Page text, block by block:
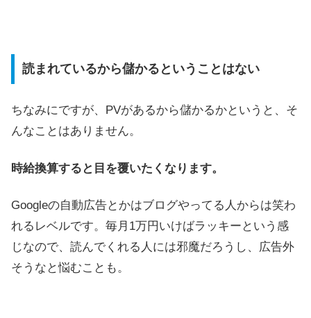
読まれているから儲かるということはない
ちなみにですが、PVがあるから儲かるかというと、そ
んなことはありません。
時給換算すると目を覆いたくなります。
Googleの自動広告とかはブログやってる人からは笑わ
れるレベルです。毎月1万円いけばラッキーという感
じなので、読んでくれる人には邪魔だろうし、広告外
そうなと悩むことも。